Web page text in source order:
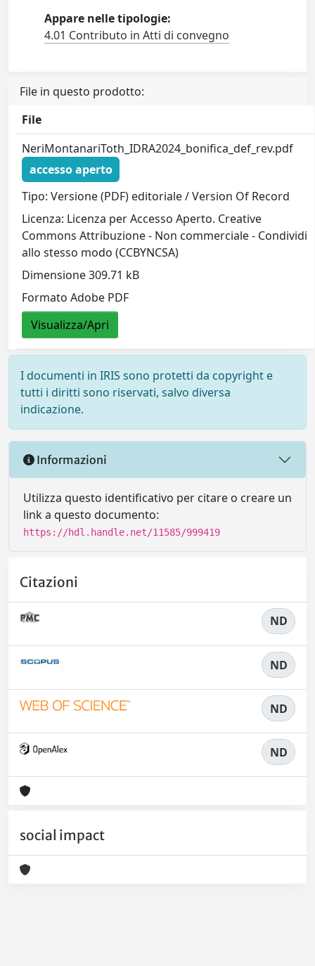
Appare nelle tipologie:
4.01 Contributo in Atti di convegno
File in questo prodotto:
File
NeriMontanariToth_IDRA2024_bonifica_def_rev.pdf
accesso aperto
Tipo: Versione (PDF) editoriale / Version Of Record
Licenza: Licenza per Accesso Aperto. Creative
Commons Attribuzione - Non commerciale - Condividi
allo stesso modo (CCBYNCSA)
Dimensione 309.71 kB
Formato Adobe PDF
Visualizza/Apri
I documenti in IRIS sono protetti da copyright e
tutti i diritti sono riservati, salvo diversa
indicazione.
Informazioni
Utilizza questo identificativo per citare o creare un
link a questo documento:
https://hdl.handle.net/11585/999419
Citazioni
ND
ND
ND
ND
social impact